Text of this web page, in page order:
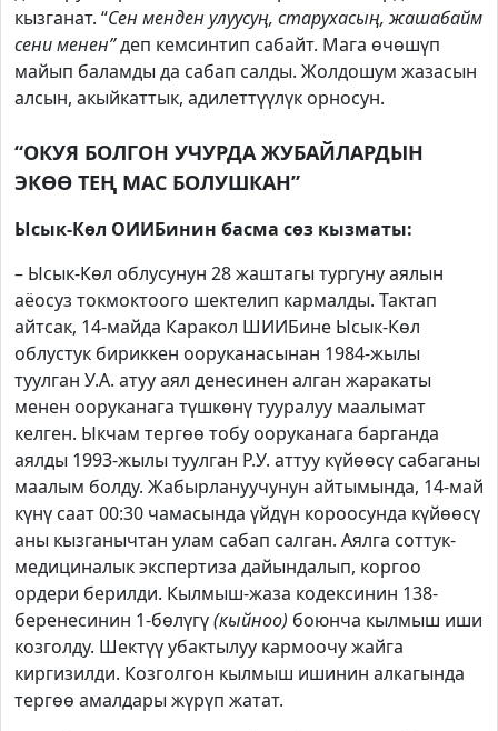
кызганат. “Сен менден улуусуң, старухасың, жашабайм
сени менен”деп кемсинтип сабайт. Мага өчөшүп
майып баламды да сабап салды. Жолдошум жазасын
алсын, акыйкаттык, адилеттүүлүк орносун.
“ОКУЯ БОЛГОН УЧУРДА ЖУБАЙЛАРДЫН
ЭКӨӨ ТЕҢ МАС БОЛУШКАН”
Ысык-Көл ОИИБинин басма сөз кызматы:
– Ысык-Көл облусунун 28 жаштагы тургуну аялын
аёосуз токмоктоого шектелип кармалды. Тактап
айтсак, 14-майда Каракол ШИИБине Ысык-Көл
облустук бириккен ооруканасынан 1984-жылы
туулган У.А. атуу аял денесинен алган жаракаты
менен ооруканага түшкөнү тууралуу маалымат
келген. Ыкчам тергөө тобу ооруканага барганда
аялды 1993-жылы туулган Р.У. аттуу күйөөсү сабаганы
маалым болду. Жабырлануучунун айтымында, 14-май
күнү саат 00:30 чамасында үйдүн короосунда күйөөсү
аны кызганычтан улам сабап салган. Аялга соттук-
медициналык экспертиза дайындалып, коргоо
ордери берилди. Кылмыш-жаза кодексинин 138-
беренесинин 1-бөлүгү(кыйноо) боюнча кылмыш иши
козголду. Шектүү убактылуу кармоочу жайга
киргизилди. Козголгон кылмыш ишинин алкагында
тергөө амалдары жүрүп жатат.